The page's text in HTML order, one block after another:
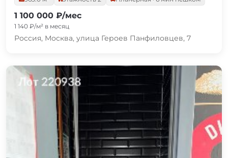
1 100 000 ₽/мес
1 140 ₽/м² в месяц
Россия, Москва, улица Героев Панфиловцев, 7